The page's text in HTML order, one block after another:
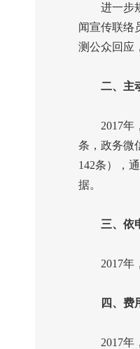
进一步规
闻宣传联络
测公众回应
二、主动
2017年
条，政务微
142条），
据。
三、依申
2017年
四、费用
2017年